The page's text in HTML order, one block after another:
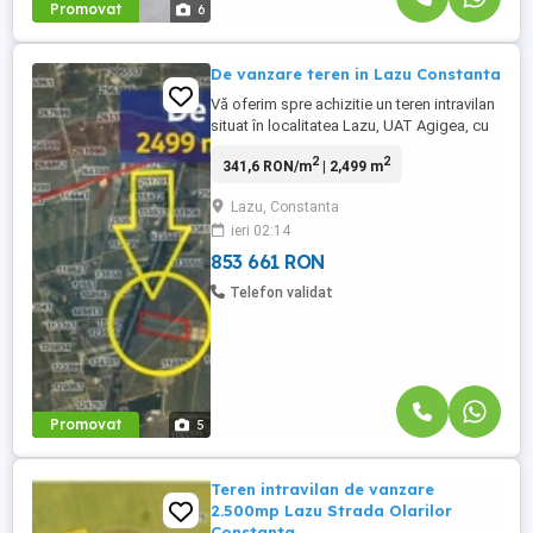
Promovat 6
Promovat 5
De vanzare teren in Lazu Constanta
Vă oferim spre achizitie un teren intravilan
situat în localitatea Lazu, UAT Agigea, cu
lungul drumului Lazu – Constanța, pe
Constanța. Terenul este neîmprejmuit, cu
acces din drum secundar, având o
poziționare liniară ...
341,6 RON/m2| 2,499 m2
Lazu, Constanta
ieri 02:14
853 661 RON
Telefon validat
Teren intravilan de vanzare
2.500mp Lazu Strada Olarilor